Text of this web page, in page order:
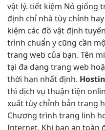
vật lý. tiết kiệm Nó giống
định chỉ nhà tùy chỉnh
kiệm các đồ vật định
trình chuẩn y cũng cần
trang web của bạn. Tên
tại đa dạng trang web
thời hạn nhất định.
thì dịch vụ thuận tiện
xuấttùy chỉnh bản trang
Chương trình trang linh
Internet. Khi bạn an toàn